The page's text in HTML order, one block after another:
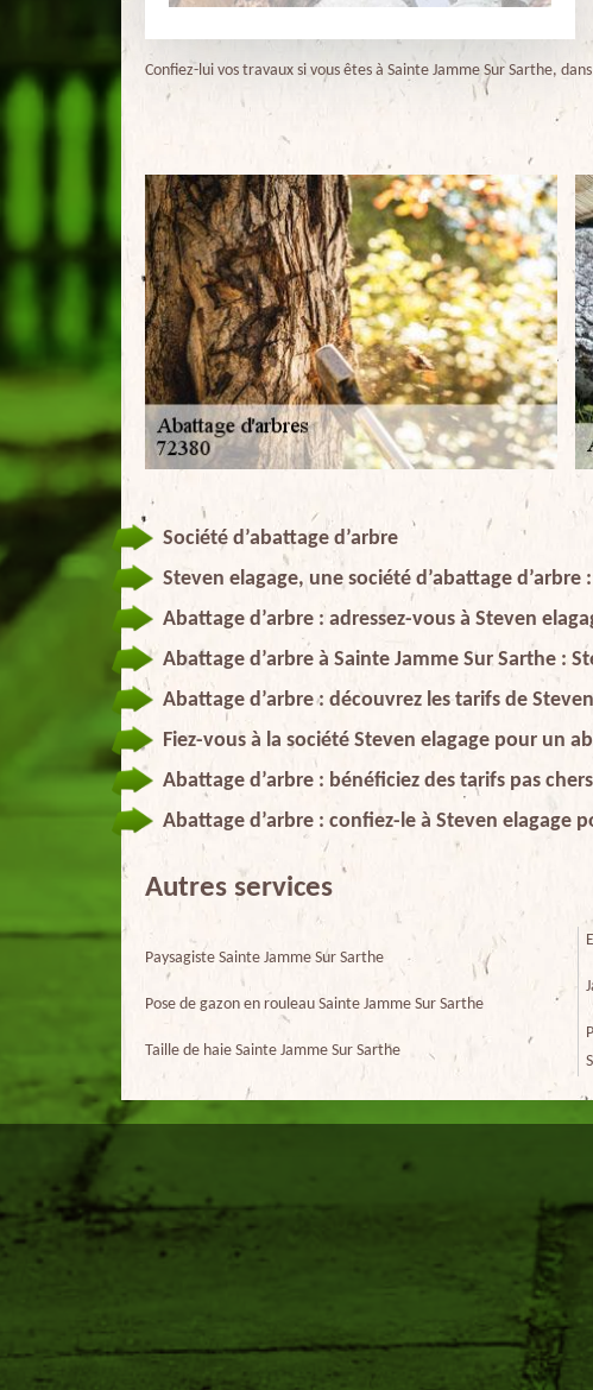
Confiez-lui vos travaux si vous êtes à Sainte Jamme Sur Sarthe,
Société d’abattage d’arbre
Steven elagage, une société d’abattage
Abattage d’arbre : adressez-vous à Steven
Abattage d’arbre à Sainte Jamme Sur Sarthe :
Abattage d’arbre : découvrez les tarifs de
Fiez-vous à la société Steven elagage pour un
Abattage d’arbre : bénéficiez des tarifs pas
Abattage d’arbre : confiez-le à Steven elagage
Autres services
Paysagiste Sainte Jamme Sur Sarthe
Pose de gazon en rouleau Sainte Jamme Sur Sarthe
Taille de haie Sainte Jamme Sur Sarthe